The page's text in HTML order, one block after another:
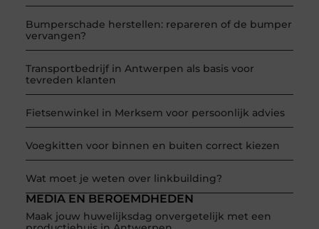
Bumperschade herstellen: repareren of de bumper
vervangen?
Transportbedrijf in Antwerpen als basis voor
tevreden klanten
Fietsenwinkel in Merksem voor persoonlijk advies
Voegkitten voor binnen en buiten correct kiezen
Wat moet je weten over linkbuilding?
MEDIA EN BEROEMDHEDEN
Maak jouw huwelijksdag onvergetelijk met een